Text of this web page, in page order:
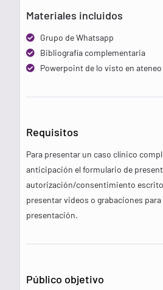
Materiales incluidos
Grupo de Whatsapp
Bibliografía complementaria
Powerpoint de lo visto en ateneo
Requisitos
Para presentar un caso clínico
anticipación el formulario de
autorización/consentimiento
presentar videos o grabaciones
presentación.
Público objetivo